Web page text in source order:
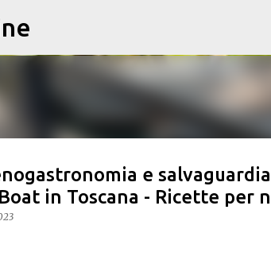
e
in Toscana - Ricette per